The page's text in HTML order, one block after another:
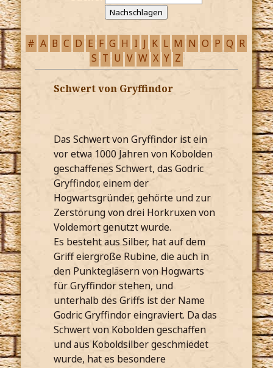
# A B C D E F G H I J K L M N O P Q R
S T U V W X Y Z
Schwert von Gryffindor
Das Schwert von Gryffindor ist ein
vor etwa 1000 Jahren von Kobolden
geschaffenes Schwert, das Godric
Gryffindor, einem der
Hogwartsgründer, gehörte und zur
Zerstörung von drei Horkruxen von
Voldemort genutzt wurde.
Es besteht aus Silber, hat auf dem
Griff eiergroße Rubine, die auch in
den Punktegläsern von Hogwarts
für Gryffindor stehen, und
unterhalb des Griffs ist der Name
Godric Gryffindor eingraviert. Da das
Schwert von Kobolden geschaffen
und aus Koboldsilber geschmiedet
wurde, hat es besondere